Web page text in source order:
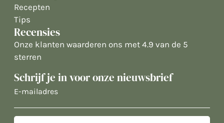
Recepten
Tips
Recensies
Onze klanten waarderen ons met 4.9 van de 5
sterren
Schrijf je in voor onze nieuwsbrief
E-